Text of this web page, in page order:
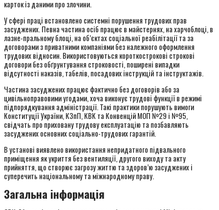
карток із даними про злочини.
У сфері праці встановлено системні порушення трудових прав
засуджених. Певна частина осіб працює в майстернях, на харчоблоці, в
лазне-пральному блоці, на об’єктах соціальної реабілітації та за
договорами з приватними компаніями без належного оформлення
трудових відносин. Використовуються короткострокові строкові
договори без обґрунтування строковості, поширені випадки
відсутності наказів, табелів, посадових інструкцій та інструктажів.
Частина засуджених працює фактично без договорів або за
цивільноправовими угодами, хоча виконує трудові функції в режимі
підпорядкування адміністрації. Такі практики порушують вимоги
Конституції України, КЗпП, КВК та Конвенцій МОП №29 і №95,
свідчать про приховану трудову експлуатацію та позбавляють
засуджених основних соціально-трудових гарантій.
В установі виявлено використання непридатного підвального
приміщення як укриття без вентиляції, другого виходу та акту
прийняття, що створює загрозу життю та здоров’ю засуджених і
суперечить національному та міжнародному праву.
Загальна інформація